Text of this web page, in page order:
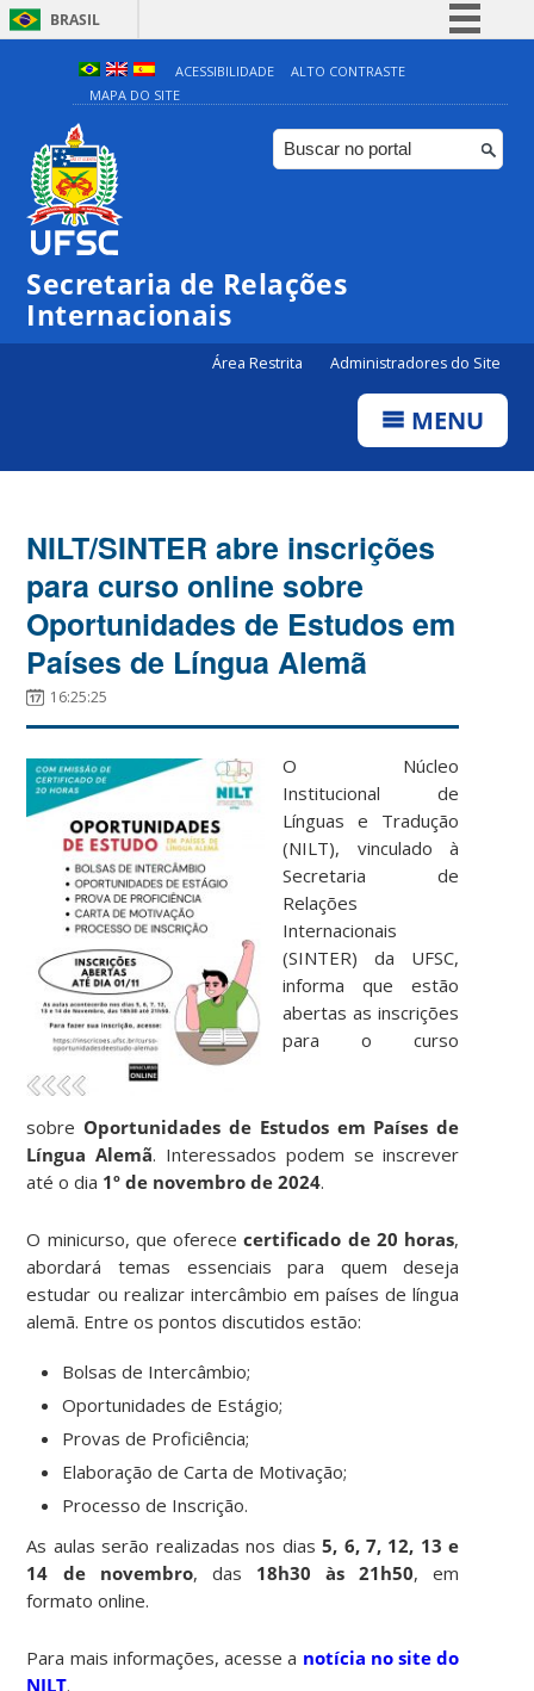
BRASIL
Simplifique!
Comunica BR
Participe
ACESSIBILIDADE
ALTO CONTRASTE
MAPA DO SITE
Secretaria de Relações
Internacionais
Área Restrita Administradores do Site
MENU
NILT/SINTER abre inscrições
para curso online sobre
Oportunidades de Estudos em
Países de Língua Alemã
16:25:25
O Núcleo
Institucional de
Línguas e Tradução
(NILT), vinculado à
Secretaria de
Relações
Internacionais
(SINTER) da UFSC,
informa que estão
abertas as inscrições
para o curso
sobre Oportunidades de Estudos em Países de
Língua Alemã. Interessados podem se inscrever
até o dia 1º de novembro de 2024.
O minicurso, que oferececertificado de 20 horas,
abordará temas essenciais para quem deseja
estudar ou realizar intercâmbio em países de língua
alemã. Entre os pontos discutidos estão:
Bolsas de Intercâmbio;
Oportunidades de Estágio;
Provas de Proficiência;
Elaboração de Carta de Motivação;
Processo de Inscrição.
As aulas serão realizadas nos dias5, 6, 7, 12, 13 e
14 de novembro, das 18h30 às 21h50, em
formato online.
Para mais informações, acesse a notícia no site do
NILT.